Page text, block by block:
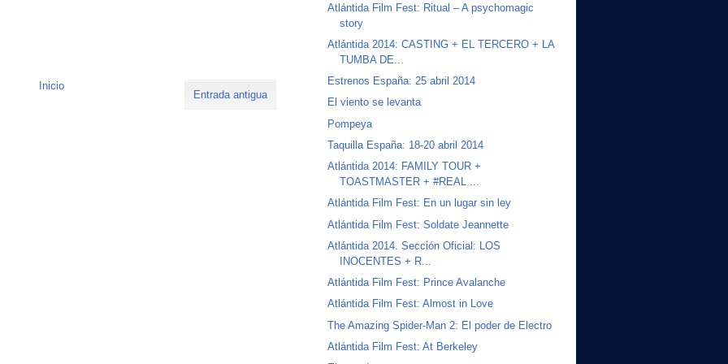
Entrada antigua
Inicio
Atlántida Film Fest: Ritual – A psychomagic
story
Atlántida 2014: CASTING + EL TERCERO + LA
TUMBA DE...
Estrenos España: 25 abril 2014
El viento se levanta
Pompeya
Taquilla España: 18-20 abril 2014
Atlántida 2014: FAMILY TOUR +
TOASTMASTER + #REAL ...
Atlántida Film Fest: En un lugar sin ley
Atlántida Film Fest: Soldate Jeannette
Atlántida 2014. Sección Oficial: LOS
INOCENTES + R...
Atlántida Film Fest: Prince Avalanche
Atlántida Film Fest: Almost in Love
The Amazing Spider-Man 2: El poder de Electro
Atlántida Film Fest: At Berkeley